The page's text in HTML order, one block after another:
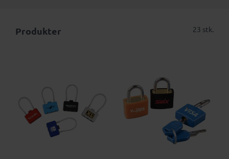
Produkter 23 stk.